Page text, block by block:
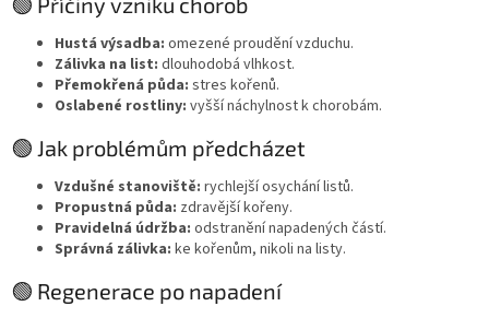
Hustá výsadba: omezené proudění vzduchu.
Zálivka na list: dlouhodobá vlhkost.
Přemokřená půda: stres kořenů.
Oslabené rostliny: vyšší náchylnost k chorobám.
🟢 Jak problémům předcházet
Vzdušné stanoviště: rychlejší osychání listů.
Propustná půda: zdravější kořeny.
Pravidelná údržba: odstranění napadených částí.
Správná zálivka: ke kořenům, nikoli na listy.
🟢 Regenerace po napadení